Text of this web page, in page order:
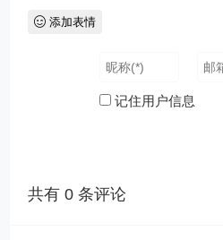
添加表情
记住用户信息
共有0 条评论